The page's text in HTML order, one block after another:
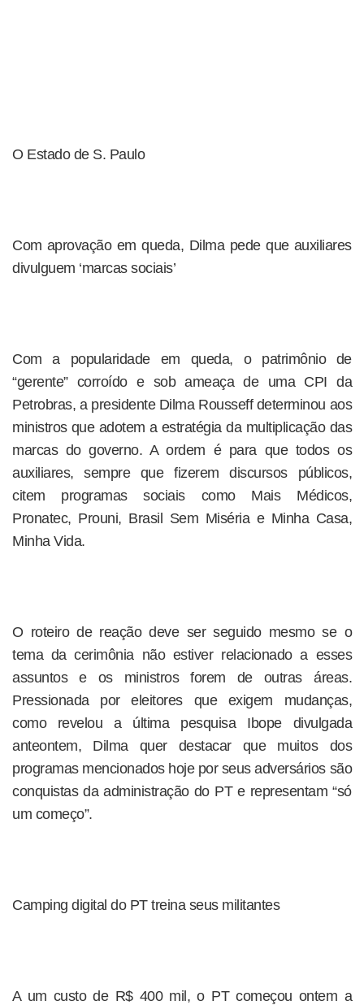
O Estado de S. Paulo
Com aprovação em queda, Dilma pede que auxiliares
divulguem ‘marcas sociais’
Com a popularidade em queda, o patrimônio de
“gerente” corroído e sob ameaça de uma CPI da
Petrobras, a presidente Dilma Rousseff determinou aos
ministros que adotem a estratégia da multiplicação das
marcas do governo. A ordem é para que todos os
auxiliares, sempre que fizerem discursos públicos,
citem programas sociais como Mais Médicos,
Pronatec, Prouni, Brasil Sem Miséria e Minha Casa,
Minha Vida.
O roteiro de reação deve ser seguido mesmo se o
tema da cerimônia não estiver relacionado a esses
assuntos e os ministros forem de outras áreas.
Pressionada por eleitores que exigem mudanças,
como revelou a última pesquisa Ibope divulgada
anteontem, Dilma quer destacar que muitos dos
programas mencionados hoje por seus adversários são
conquistas da administração do PT e representam “só
um começo”.
Camping digital do PT treina seus militantes
A um custo de R$ 400 mil, o PT começou ontem a